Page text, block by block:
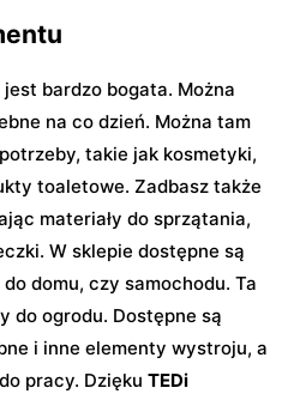
bardzo bogata. Można
na co dzień. Można tam
takie jak kosmetyki,
toaletowe. Zadbasz także
materiały do sprzątania,
W sklepie dostępne są
domu, czy samochodu. Ta
do ogrodu. Dostępne są
i inne elementy wystroju, a
pracy. Dzięku TEDi